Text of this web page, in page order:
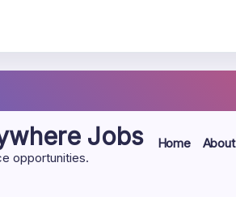
Jobs
opportunities.
Home About